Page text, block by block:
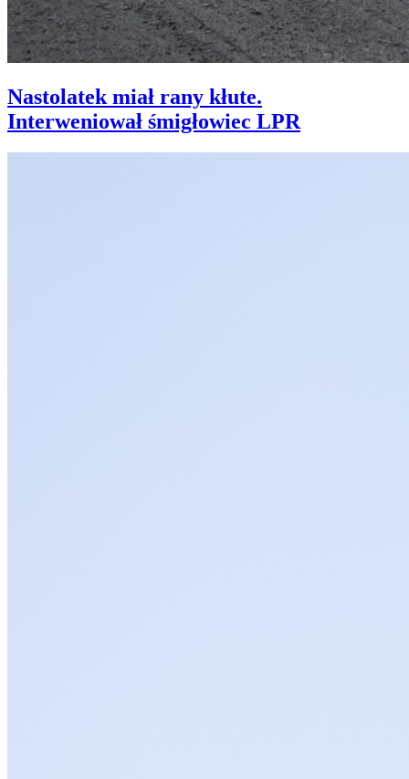
Nastolatek miał rany kłute.
Interweniował śmigłowiec LPR